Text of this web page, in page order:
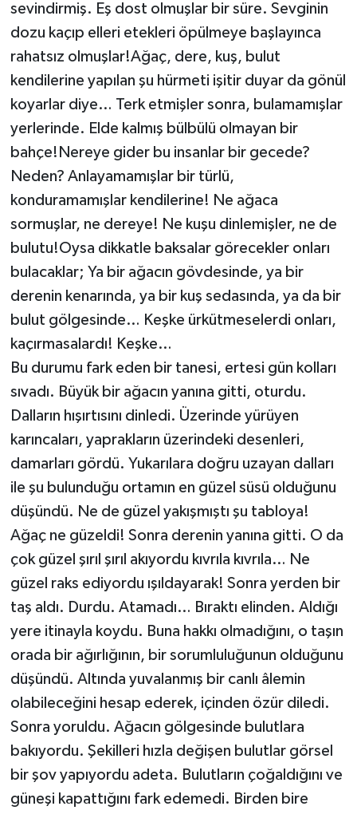
sevindirmiş. Eş dost olmuşlar bir süre. Sevginin
dozu kaçıp elleri etekleri öpülmeye başlayınca
rahatsız olmuşlar!Ağaç, dere, kuş, bulut
kendilerine yapılan şu hürmeti işitir duyar da gönül
koyarlar diye… Terk etmişler sonra, bulamamışlar
yerlerinde. Elde kalmış bülbülü olmayan bir
bahçe!Nereye gider bu insanlar bir gecede?
Neden? Anlayamamışlar bir türlü,
konduramamışlar kendilerine! Ne ağaca
sormuşlar, ne dereye! Ne kuşu dinlemişler, ne de
bulutu!Oysa dikkatle baksalar görecekler onları
bulacaklar; Ya bir ağacın gövdesinde, ya bir
derenin kenarında, ya bir kuş sedasında, ya da bir
bulut gölgesinde… Keşke ürkütmeselerdi onları,
kaçırmasalardı! Keşke…
Bu durumu fark eden bir tanesi, ertesi gün kolları
sıvadı. Büyük bir ağacın yanına gitti, oturdu.
Dalların hışırtısını dinledi. Üzerinde yürüyen
karıncaları, yaprakların üzerindeki desenleri,
damarları gördü. Yukarılara doğru uzayan dalları
ile şu bulunduğu ortamın en güzel süsü olduğunu
düşündü. Ne de güzel yakışmıştı şu tabloya!
Ağaç ne güzeldi! Sonra derenin yanına gitti. O da
çok güzel şırıl şırıl akıyordu kıvrıla kıvrıla… Ne
güzel raks ediyordu ışıldayarak! Sonra yerden bir
taş aldı. Durdu. Atamadı… Bıraktı elinden. Aldığı
yere itinayla koydu. Buna hakkı olmadığını, o taşın
orada bir ağırlığının, bir sorumluluğunun olduğunu
düşündü. Altında yuvalanmış bir canlı âlemin
olabileceğini hesap ederek, içinden özür diledi.
Sonra yoruldu. Ağacın gölgesinde bulutlara
bakıyordu. Şekilleri hızla değişen bulutlar görsel
bir şov yapıyordu adeta. Bulutların çoğaldığını ve
güneşi kapattığını fark edemedi. Birden bire